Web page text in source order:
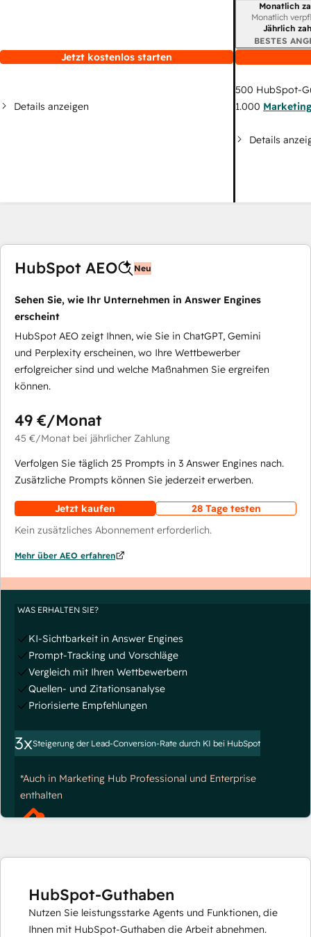
Jetzt kostenlos starten
Details anzeigen
Monatlich
Monatlich
Jährlich
BESTES
500 HubSpot-
1.000
Details
HubSpot AEO Neu
Sehen Sie, wie Ihr Unternehmen in Answer Engines
erscheint
HubSpot AEO zeigt Ihnen, wie Sie in ChatGPT, Gemini
und Perplexity erscheinen, wo Ihre Wettbewerber
erfolgreicher sind und welche Maßnahmen Sie ergreifen
können.
49 €/Monat
45 €/Monat bei jährlicher Zahlung
Verfolgen Sie täglich 25 Prompts in 3 Answer Engines nach.
Zusätzliche Prompts können Sie jederzeit erwerben.
Jetzt kaufen
28 Tage testen
Kein zusätzliches Abonnement erforderlich.
Mehr über AEO erfahren
WAS ERHALTEN SIE?
KI-Sichtbarkeit in Answer Engines
Prompt-Tracking und Vorschläge
Vergleich mit Ihren Wettbewerbern
Quellen- und Zitationsanalyse
Priorisierte Empfehlungen
3xSteigerung der Lead-Conversion-Rate durch KI bei HubSpot
*Auch in Marketing Hub Professional und Enterprise
enthalten
HubSpot-Guthaben
Nutzen Sie leistungsstarke Agents und Funktionen, die
Ihnen mit HubSpot-Guthaben die Arbeit abnehmen.